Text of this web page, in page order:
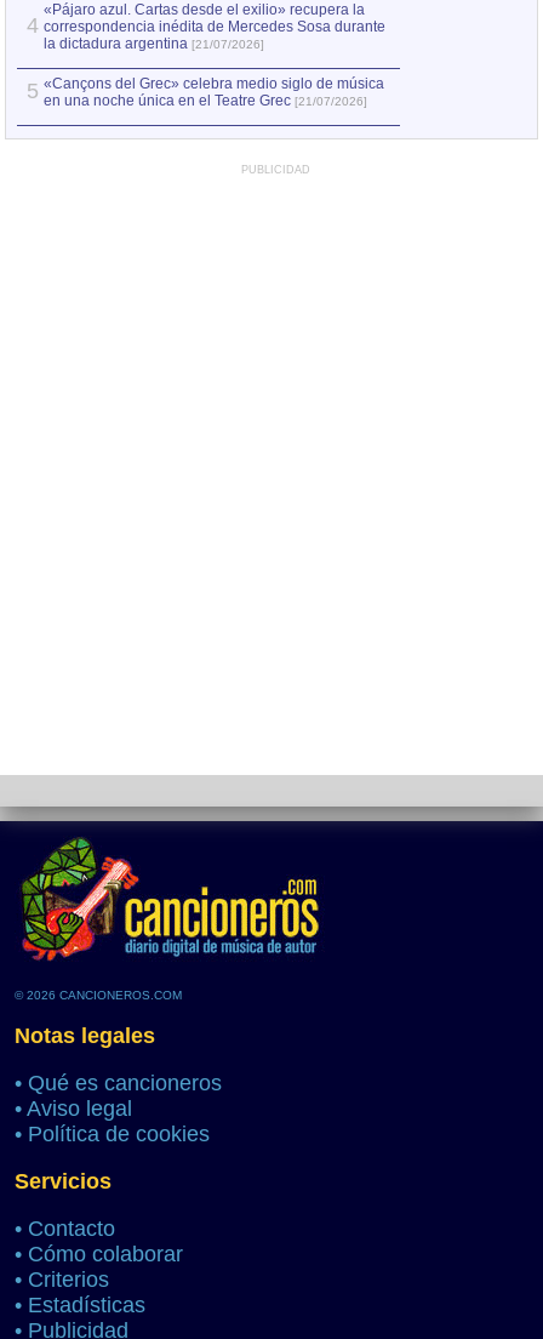
4
«Pájaro azul. Cartas desde el exilio» recupera la
correspondencia inédita de Mercedes Sosa durante
la dictadura argentina [21/07/2026]
5 «Cançons del Grec» celebra medio siglo de música
en una noche única en el Teatre Grec [21/07/2026]
PUBLICIDAD
© 2026 CANCIONEROS.COM
Notas legales
• Qué es cancioneros
• Aviso legal
• Política de cookies
Servicios
• Contacto
• Cómo colaborar
• Criterios
• Estadísticas
• Publicidad